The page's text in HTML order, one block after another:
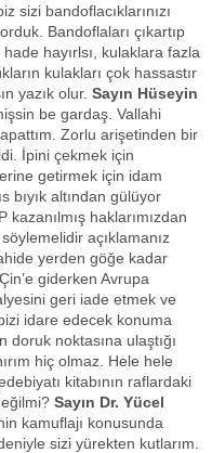
sizi bandoflacıklarınızı
Bandoflaları çıkartıp
hayırlsı, kulaklara fazla
kulakları çok hassastır
yazık olur. Sayın Hüseyin
be gardaş. Vallahi
Zorlu arişetinden bir
İpini çekmek için
getirmek için idam
bıyık altından gülüyor
kazanılmış haklarımızdan
açıklamanız
yerden göğe kadar
giderken Avrupa
geri iade etmek ve
idare edecek konuma
doruk noktasına ulaştığı
hiç olmaz. Hele hele
kitabının raflardaki
Sayın Dr. Yücel
kamuflajı konusunda
sizi yürekten kutlarım.